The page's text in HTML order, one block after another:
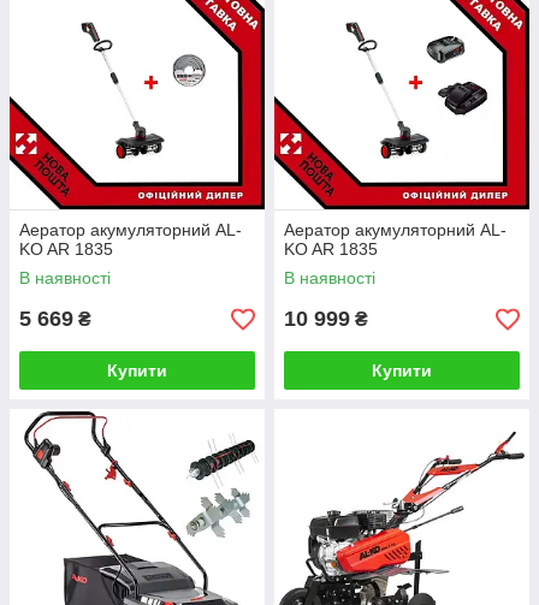
Аератор акумуляторний AL-
KO AR 1835
В наявності
5 669 ₴
Купити
Аератор акумуляторний AL-
KO AR 1835
В наявності
10 999 ₴
Купити